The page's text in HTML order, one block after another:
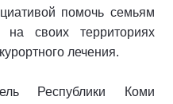
помочь семьям
своих территориях
лечения.
Республики Коми